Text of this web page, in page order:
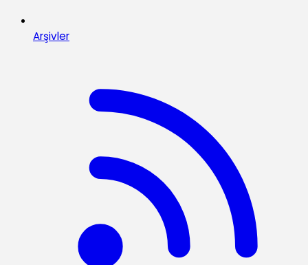
Arşivler